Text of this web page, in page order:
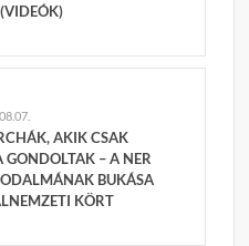
AKIK CSAK
GONDOLTAK – A NER
BUKÁSA
KÖRT